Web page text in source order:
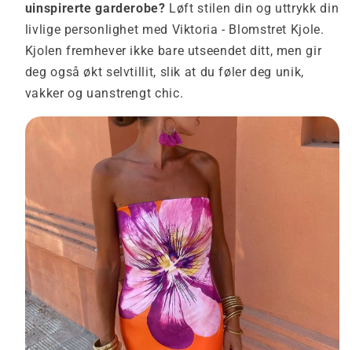
uinspirerte garderobe? Løft stilen din og uttrykk din
livlige personlighet med Viktoria - Blomstret Kjole.
Kjolen fremhever ikke bare utseendet ditt, men gir
deg også økt selvtillit, slik at du føler deg unik,
vakker og uanstrengt chic.